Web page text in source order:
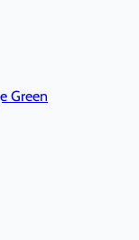
Green